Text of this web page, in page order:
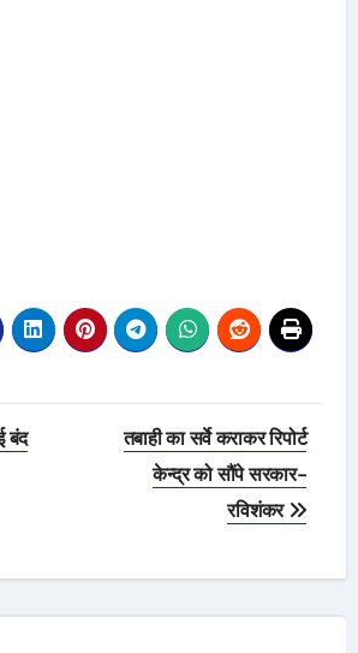
बंद
तबाही का सर्वे कराकर रिपोर्ट
केन्द्र को सौंपे सरकार-
रविशंकर